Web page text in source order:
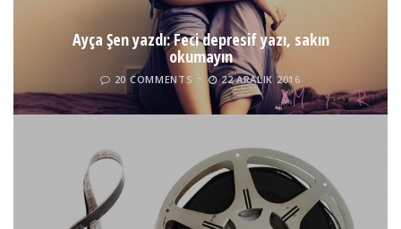
Ayça Şen yazdı: Feci depresif yazı, sakın
okumayın
20 COMMENTS 22 ARALIK 2016